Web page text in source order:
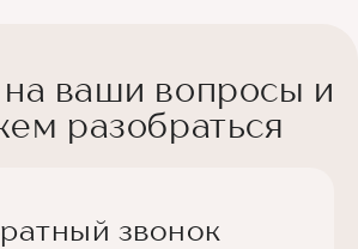
ваши вопросы и
разобраться
звонок